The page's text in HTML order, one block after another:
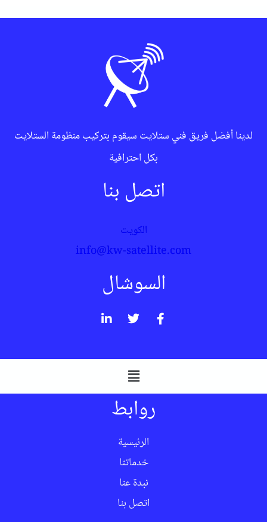
لدينا أفضل فريق فني ستلايت سيقوم بتركيب منظومة الستلايت
بكل احترافية
اتصل بنا
الكويت
info@kw-satellite.com
السوشال
روابط
الرئيسية
خدماتنا
نبدة عنا
اتصل بنا